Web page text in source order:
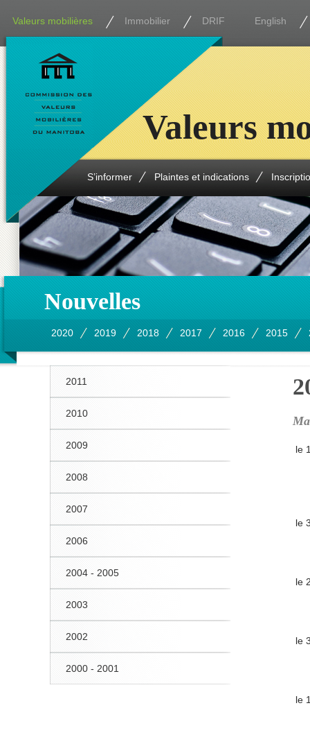
Valeurs mobilières Immobilier DRIF English
S’informer Plaintes et indications
Valeurs
Nouvelles
2020 2019 2018 2017 2016 2015
2011
2010
2009
2008
2007
2006
2004 - 2005
2003
2002
2000 - 2001
le
le
le
le
le